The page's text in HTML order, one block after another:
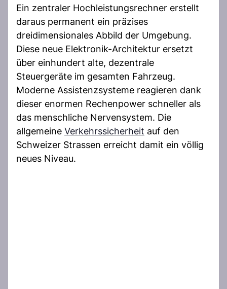
Ein zentraler Hochleistungsrechner erstellt
daraus permanent ein präzises
dreidimensionales Abbild der Umgebung.
Diese neue Elektronik-Architektur ersetzt
über einhundert alte, dezentrale
Steuergeräte im gesamten Fahrzeug.
Moderne Assistenzsysteme reagieren dank
dieser enormen Rechenpower schneller als
das menschliche Nervensystem. Die
allgemeine Verkehrssicherheit auf den
Schweizer Strassen erreicht damit ein völlig
neues Niveau.